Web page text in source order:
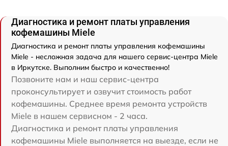
Диагностика и ремонт платы управления
кофемашины Miele
Диагностика и ремонт платы управления кофемашины
Miele - несложная задача для нашего сервис-центра Miele
в Иркутске. Выполним быстро и качественно!
Позвоните нам и наш сервис-центра
проконсультирует и озвучит стоимость работ
кофемашины. Среднее время ремонта устройств
Miele в нашем сервисном - 2 часа.
Диагностика и ремонт платы управления
кофемашины Miele выполняется на выезде, если не